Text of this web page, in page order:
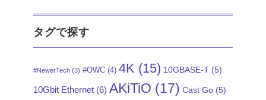
タグで探す
#NewerTech (3) #OWC (4) 4K (15) 10GBASE-T (5)
10Gbit Ethernet (6) AKiTiO (17) Cast Go (5)